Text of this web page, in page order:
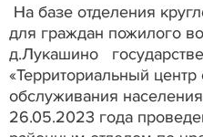
На базе отделения
для граждан пожилого
д.Лукашино
«Территориальный центр
обслуживания
26.05.2023 года